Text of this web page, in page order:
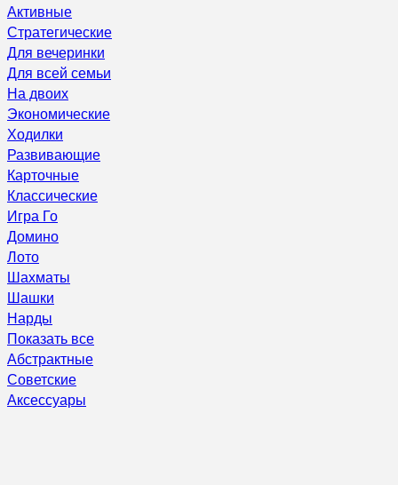
Активные
Стратегические
Для вечеринки
Для всей семьи
На двоих
Экономические
Ходилки
Развивающие
Карточные
Классические
Игра Го
Домино
Лото
Шахматы
Шашки
Нарды
Показать все
Абстрактные
Советские
Аксессуары